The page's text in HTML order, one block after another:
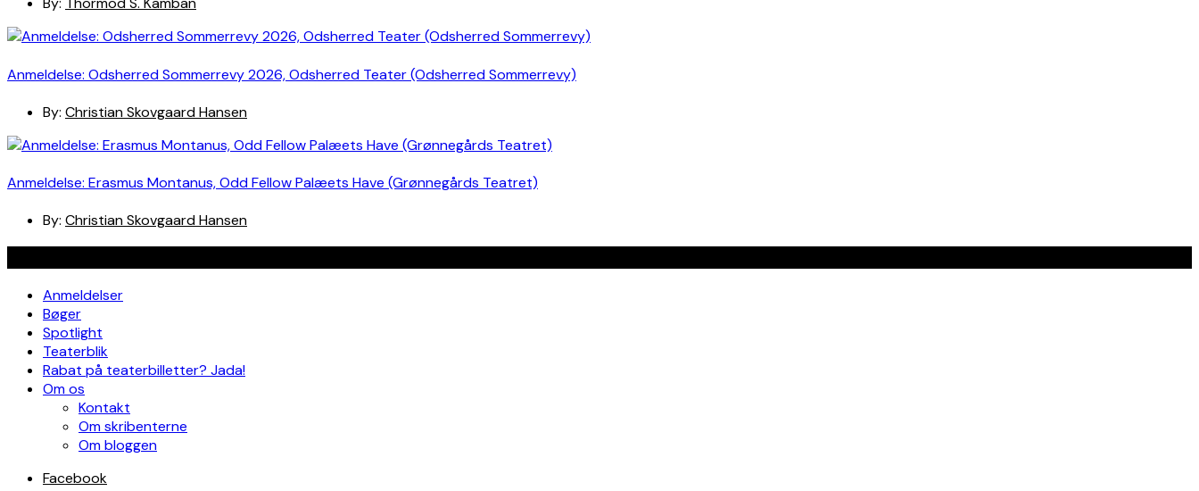
Anmeldelse: Odsherred Sommerrevy 2026, Odsherred Teater (Odsherred Sommerrevy)
By: Christian Skovgaard Hansen
Anmeldelse: Erasmus Montanus, Odd Fellow Palæets Have (Grønnegårds Teatret)
By: Christian Skovgaard Hansen
Anmeldelser
Bøger
Spotlight
Teaterblik
Rabat på teaterbilletter? Jada!
Om os
Kontakt
Om skribenterne
Om bloggen
Facebook